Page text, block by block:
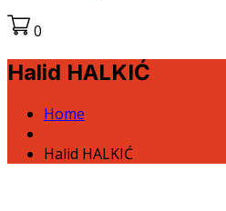
0
Halid HALKIĆ
Home
Halid HALKIĆ